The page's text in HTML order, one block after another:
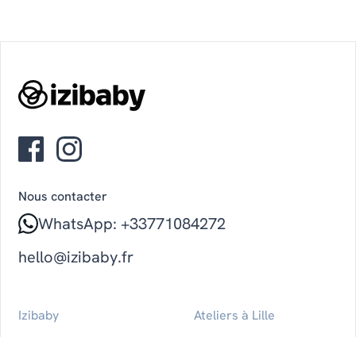
Nous contacter
WhatsApp: +33771084272
hello@izibaby.fr
Izibaby
Ateliers à Lille